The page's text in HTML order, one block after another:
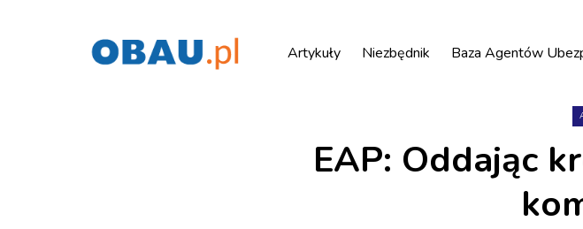
Artykuły Niezbędnik Baza Agentów
EAP: Oddając